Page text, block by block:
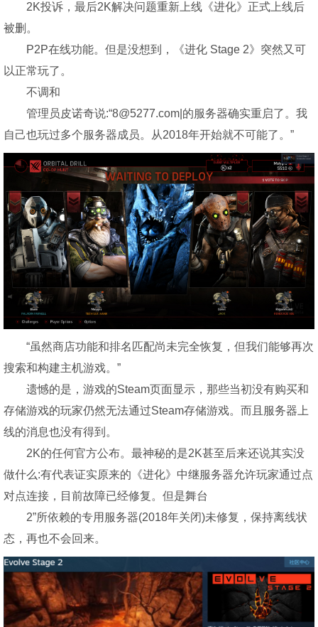
2K投诉，最后2K解决问题重新上线《进化》正式上线后
被删。
P2P在线功能。但是没想到，《进化 Stage 2》突然又可
以正常玩了。
不调和
管理员皮诺奇说:“8@5277.com|的服务器确实重启了。我
自己也玩过多个服务器成员。从2018年开始就不可能了。”
“虽然商店功能和排名匹配尚未完全恢复，但我们能够再次
搜索和构建主机游戏。”
遗憾的是， 游戏的Steam页面显示，那些当初没有购买和
存储游戏的玩家仍然无法通过Steam存储游戏。而且服务器上
线的消息也没有得到。
2K的任何官方公布。最神秘的是2K甚至后来还说其实没
做什么:有代表证实原来的《进化》中继服务器允许玩家通过点
对点连接，目前故障已经修复。但是舞台
2”所依赖的专用服务器(2018年关闭)未修复，保持离线状
态，再也不会回来。